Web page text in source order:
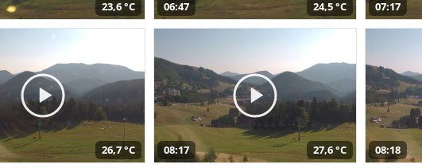
23,6 °C 06:47 24,5 °C 07:17
26,7 °C 08:17 27,6 °C 08:18